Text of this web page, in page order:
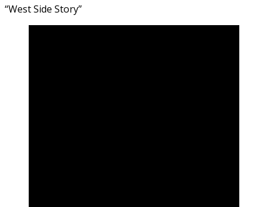
“West Side Story”